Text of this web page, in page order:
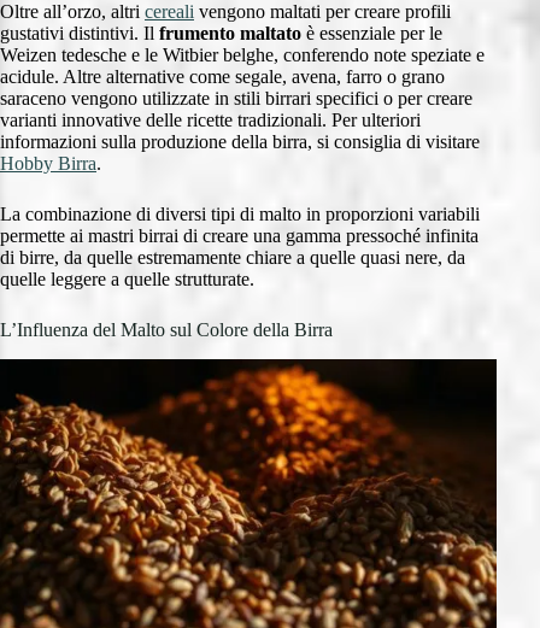
Oltre all’orzo, altri cereali vengono maltati per creare profili
gustativi distintivi. Il frumento maltato è essenziale per le
Weizen tedesche e le Witbier belghe, conferendo note speziate e
acidule. Altre alternative come segale, avena, farro o grano
saraceno vengono utilizzate in stili birrari specifici o per creare
varianti innovative delle ricette tradizionali. Per ulteriori
informazioni sulla produzione della birra, si consiglia di visitare
Hobby Birra.
La combinazione di diversi tipi di malto in proporzioni variabili
permette ai mastri birrai di creare una gamma pressoché infinita
di birre, da quelle estremamente chiare a quelle quasi nere, da
quelle leggere a quelle strutturate.
L’Influenza del Malto sul Colore della Birra